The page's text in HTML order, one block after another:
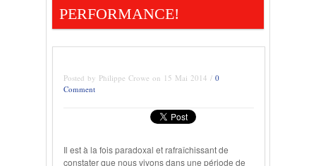
PERFORMANCE!
Posted by Philippe Crowe on 15 Mai 2014 / 0
Comment
Il est à la fois paradoxal et rafraîchissant de
constater que nous vivons dans une période de